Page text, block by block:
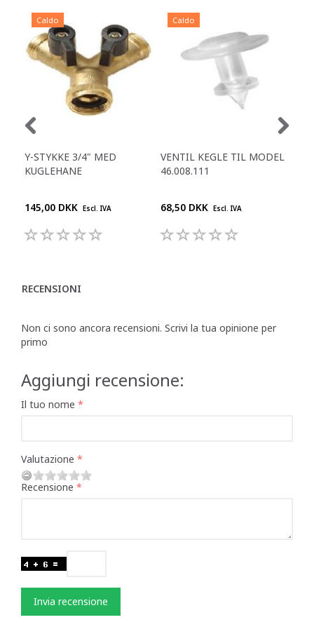
Caldo
Y-STYKKE 3/4" MED
KUGLEHANE
145,00 DKK Escl. IVA
Caldo
VENTIL KEGLE TIL MODEL
46.008.111
68,50 DKK Escl. IVA
RECENSIONI
Non ci sono ancora recensioni. Scrivi la tua opinione per
primo
Aggiungi recensione:
Il tuo nome
Valutazione
Recensione
Invia recensione